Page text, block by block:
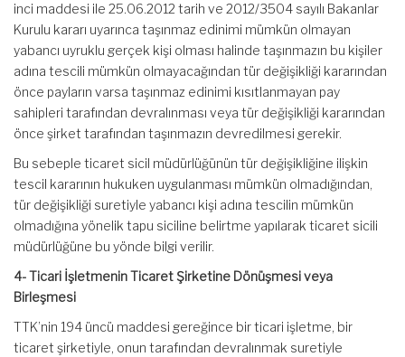
inci maddesi ile 25.06.2012 tarih ve 2012/3504 sayılı Bakanlar
Kurulu kararı uyarınca taşınmaz edinimi mümkün olmayan
yabancı uyruklu gerçek kişi olması halinde taşınmazın bu kişiler
adına tescili mümkün olmayacağından tür değişikliği kararından
önce payların varsa taşınmaz edinimi kısıtlanmayan pay
sahipleri tarafından devralınması veya tür değişikliği kararından
önce şirket tarafından taşınmazın devredilmesi gerekir.
Bu sebeple ticaret sicil müdürlüğünün tür değişikliğine ilişkin
tescil kararının hukuken uygulanması mümkün olmadığından,
tür değişikliği suretiyle yabancı kişi adına tescilin mümkün
olmadığına yönelik tapu siciline belirtme yapılarak ticaret sicili
müdürlüğüne bu yönde bilgi verilir.
4- Ticari İşletmenin Ticaret Şirketine Dönüşmesi veya
Birleşmesi
TTK’nin 194 üncü maddesi gereğince bir ticari işletme, bir
ticaret şirketiyle, onun tarafından devralınmak suretiyle